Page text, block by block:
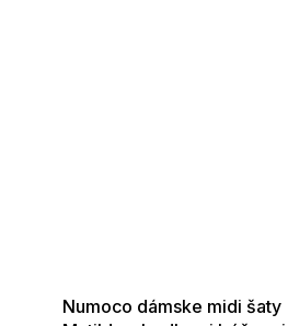
Numoco dámske midi šaty